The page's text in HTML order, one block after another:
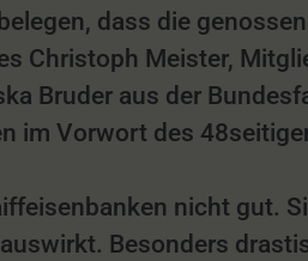
dass die
Christoph Meister,
Bruder aus der
im Vorwort des
nicht gut.
Besonders